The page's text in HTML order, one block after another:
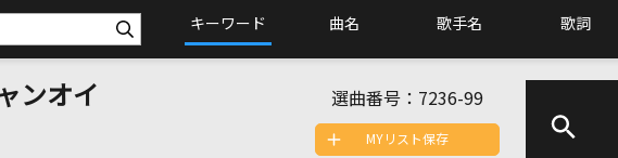
キーワード 曲名 歌手名 歌詞
ンオイ 選曲番号： 7236-99
MYリスト保存